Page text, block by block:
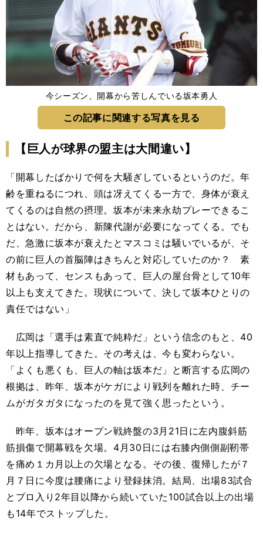
今シーズン、開幕から苦しんでいる坂本勇人
この記事に関連する写真を見る
【巨人が球界の盟主は大間違い】
「開幕したばかりで何を大騒ぎしているというのだ。年
齢を重ねるにつれ、頭は冴えてくる一方で、身体が衰え
てくるのは自然の摂理。坂本が未来永劫プレーできるこ
とはない。だから、新陳代謝が必要になってくる。でも
だ、急激に坂本が衰えたとマスコミは騒いでいるが、そ
の前に巨人の首脳陣はきちんと対応していたのか？ 素
材もあって、センスもあって、巨人の屋台骨として10年
以上も支えてきた。現状について、決して坂本ひとりの
責任ではない」
広岡は「選手は素直で純粋だ」という信念のもと、40
年以上指導してきた。その考えは、今も変わらない。
「よくも悪くも、巨人の軸は坂本だ」と断言する広岡の
根拠は、昨年、坂本がケガにより戦列を離れた時、チー
ムがガタガタになったのを見て強く思ったという。
昨年、坂本はオープン戦終盤の3月21日に左内腹斜筋
筋損傷で開幕戦を欠場。4月30日には右膝内側側副靭帯
を痛め１カ月以上の欠場となる。その後、復帰したが７
月７日に今度は腰痛により登録抹消。結局、出場83試合
とプロ入り2年目以降から続いていた100試合以上の出場
も14年でストップした。